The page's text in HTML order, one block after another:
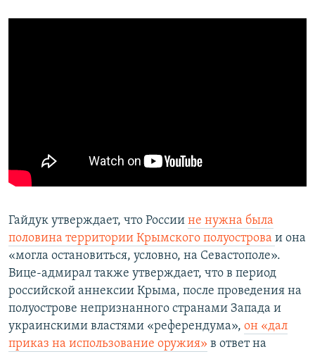
Гайдук утверждает, что России не нужна была
половина территории Крымского полуострова и она
«могла остановиться, условно, на Севастополе».
Вице-адмирал также утверждает, что в период
российской аннексии Крыма, после проведения на
полуострове непризнанного странами Запада и
украинскими властями «референдума», он «дал
приказ на использование оружия» в ответ на